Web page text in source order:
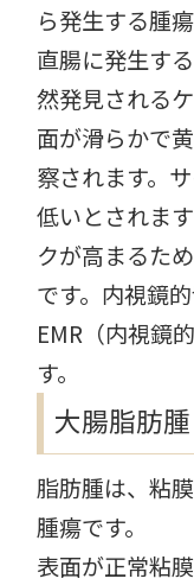
ら発生する腫瘍
直腸に発生す
然発見される
面が滑らかで
察されます。
低いとされま
クが高まるた
です。内視鏡
EMR（内視鏡
す。
大腸脂肪腫
脂肪腫は、粘
腫瘍です。
表面が正常粘